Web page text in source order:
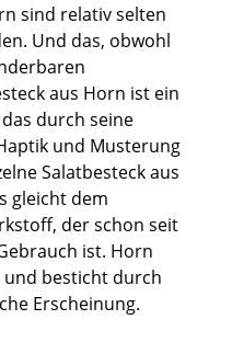
sind relativ selten
Und das, obwohl
aus Horn ist ein
durch seine
und Musterung
Salatbesteck aus
gleicht dem
der schon seit
ist. Horn
besticht durch
Erscheinung.